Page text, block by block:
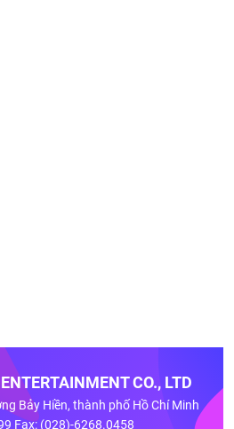
CO., LTD
Bảy Hiền, thành phố Hồ Chí Minh
Fax: (028)-6268.0458